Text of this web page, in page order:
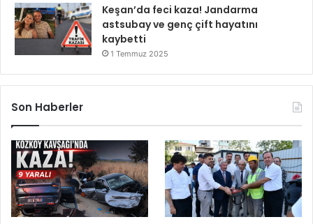
Keşan’da feci kaza! Jandarma
astsubay ve genç çift hayatını
kaybetti
1 Temmuz 2025
Son Haberler